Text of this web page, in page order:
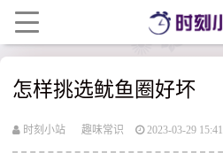
怎样挑选鱿鱼圈好坏
时刻小站 趣味常识 2023-03-29 15:41